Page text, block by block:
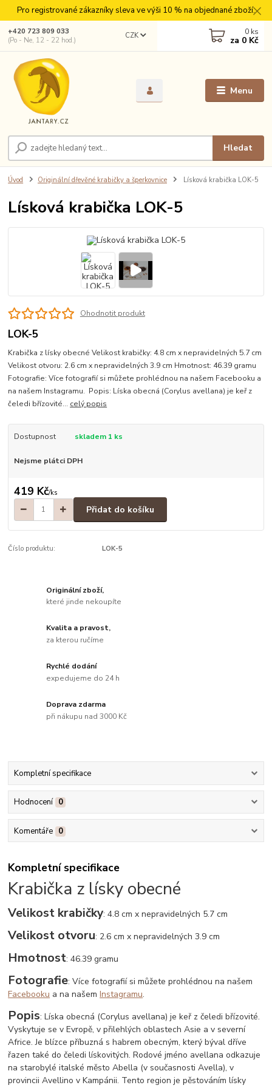
Pro registrované zákazníky sleva ve výši 10 % na objednané zboží.
Menu
CZK
Hledat
+420 723 809 033
(Po - Ne, 12 - 22 hod.)
0 ks
za 0 Kč
Úvod Originální dřevěné krabičky a šperkovnice Lísková krabička LOK-5
Lísková krabička LOK-5
Ohodnotit produkt
LOK-5
Krabička z lísky obecné Velikost krabičky: 4.8 cm x nepravidelných 5.7 cm
Velikost otvoru: 2.6 cm x nepravidelných 3.9 cm Hmotnost: 46.39 gramu
Fotografie: Více fotografií si můžete prohlédnou na našem Facebooku a
na našem Instagramu. Popis: Líska obecná (Corylus avellana) je keř z
čeledi břízovité... celý popis
Dostupnost skladem 1 ks
Nejsme plátci DPH
419 Kč/ks
Přidat do košíku
Číslo produktu: LOK-5
Originální zboží,
které jinde nekoupíte
Kvalita a pravost,
za kterou ručíme
Rychlé dodání
expedujeme do 24 h
Doprava zdarma
při nákupu nad 3000 Kč
Kompletní specifikace
Hodnocení 0
Komentáře 0
Kompletní specifikace
Krabička z lísky obecné
Velikost krabičky: 4.8 cm x nepravidelných 5.7 cm
Velikost otvoru: 2.6 cm x nepravidelných 3.9 cm
Hmotnost: 46.39 gramu
Fotografie: Více fotografií si můžete prohlédnou na našem
Facebooku a na našemInstagramu.
Popis: Líska obecná (Corylus avellana) je keř z čeledi břízovité.
Vyskytuje se v Evropě, v přilehlých oblastech Asie a v severní
Africe. Je blízce příbuzná s habrem obecným, který býval dříve
řazen také do čeledi lískovitých. Rodové jméno avellana odkazuje
na starobylé italské město Abella (v současnosti Avella), v
provincii Avellino v Kampánii. Tento region je pěstováním lísky